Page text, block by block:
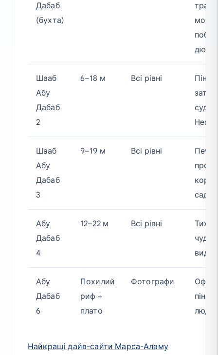
Дабаб
(бухта)
Шааб
Абу
Дабаб
2
6–18 м Всі рівні
судно
Шааб
Абу
Дабаб
3
9–19 м Всі рівні
сад
Абу
Дабаб
4
12–22 м Всі рівні
Абу
Дабаб
6
Похилий
риф +
плато
Фотографи
Найкращі дайв-сайти Марса-Аламу